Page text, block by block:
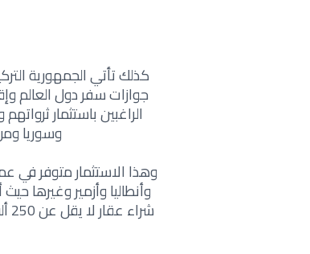
كذلك تأتي الجمهورية
جوازات سفر دول العالم
الراغبين باستثمار
وسوريا
وهذا الاستثمار متوفر في
وأنطاليا وأزمير وغيرها